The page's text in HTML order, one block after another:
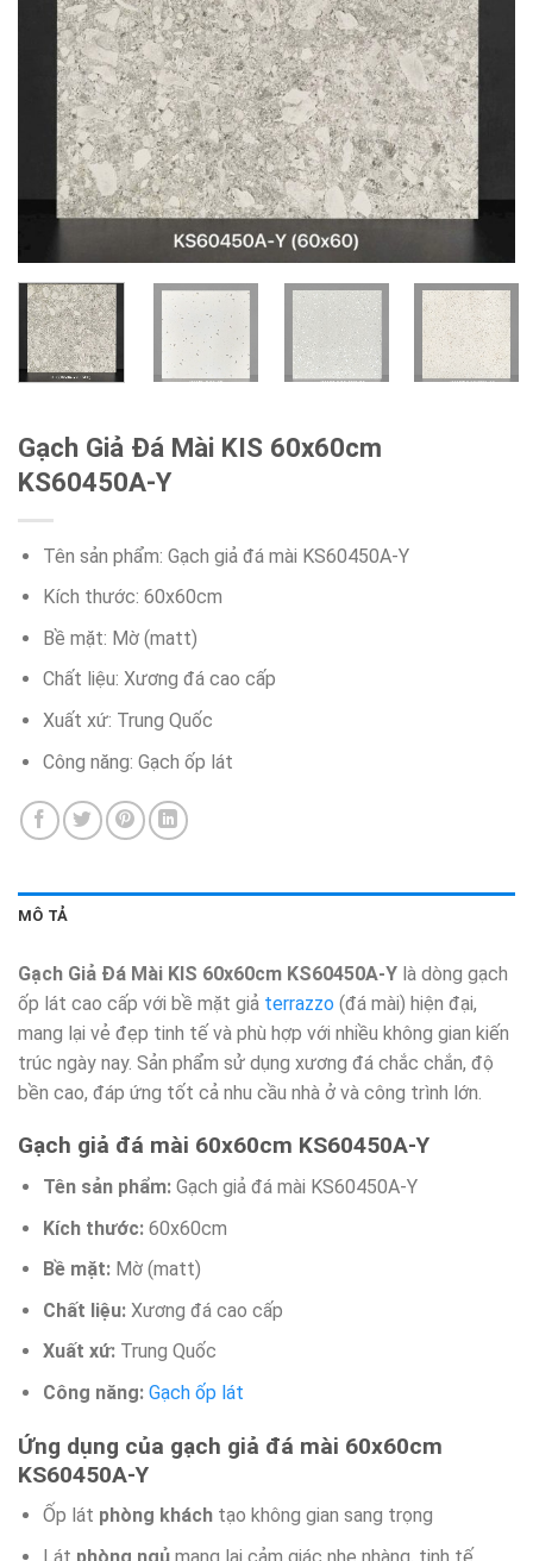
Gạch Giả Đá Mài KIS 60x60cm
KS60450A-Y
Tên sản phẩm: Gạch giả đá mài KS60450A-Y
Kích thước: 60x60cm
Bề mặt: Mờ (matt)
Chất liệu: Xương đá cao cấp
Xuất xứ: Trung Quốc
Công năng: Gạch ốp lát
MÔ TẢ
Gạch Giả Đá Mài KIS 60x60cm KS60450A-Y là dòng gạch
ốp lát cao cấp với bề mặt giả terrazzo (đá mài) hiện đại,
mang lại vẻ đẹp tinh tế và phù hợp với nhiều không gian kiến
trúc ngày nay. Sản phẩm sử dụng xương đá chắc chắn, độ
bền cao, đáp ứng tốt cả nhu cầu nhà ở và công trình lớn.
Gạch giả đá mài 60x60cm KS60450A-Y
Tên sản phẩm:Gạch giả đá mài KS60450A-Y
Kích thước:60x60cm
Bề mặt:Mờ (matt)
Chất liệu:Xương đá cao cấp
Xuất xứ:Trung Quốc
Công năng: Gạch ốp lát
Ứng dụng của gạch giả đá mài 60x60cm
KS60450A-Y
Ốp lát phòng kháchtạo không gian sang trọng